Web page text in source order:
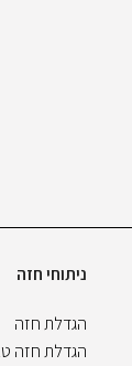
ניתוחי חזה
הגדלת חזה
הגדלת חזה